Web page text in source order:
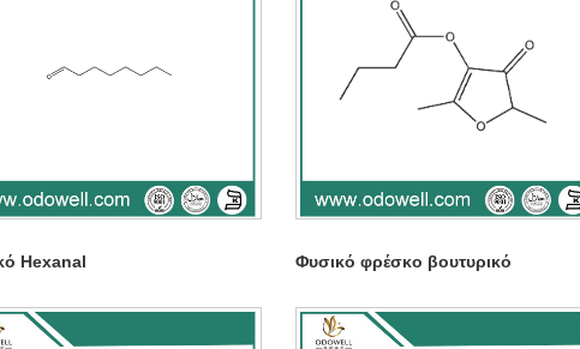
Hexanal Φυσικό φρέσκο ​​βουτυρικό